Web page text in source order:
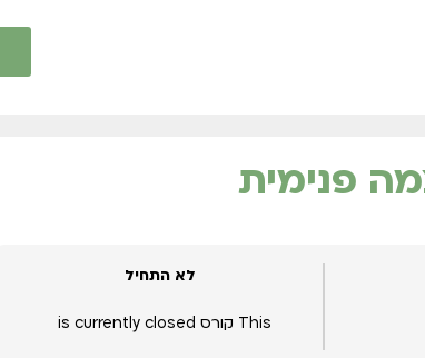
פנימית
לא התחיל
This קורס is currently closed